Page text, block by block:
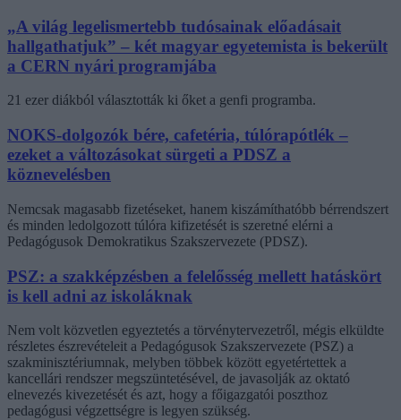
„A világ legelismertebb tudósainak előadásait
hallgathatjuk” – két magyar egyetemista is bekerült
a CERN nyári programjába
21 ezer diákból választották ki őket a genfi programba.
NOKS-dolgozók bére, cafetéria, túlórapótlék –
ezeket a változásokat sürgeti a PDSZ a
köznevelésben
Nemcsak magasabb fizetéseket, hanem kiszámíthatóbb bérrendszert
és minden ledolgozott túlóra kifizetését is szeretné elérni a
Pedagógusok Demokratikus Szakszervezete (PDSZ).
PSZ: a szakképzésben a felelősség mellett hatáskört
is kell adni az iskoláknak
Nem volt közvetlen egyeztetés a törvénytervezetről, mégis elküldte
részletes észrevételeit a Pedagógusok Szakszervezete (PSZ) a
szakminisztériumnak, melyben többek között egyetértettek a
kancellári rendszer megszüntetésével, de javasolják az oktató
elnevezés kivezetését és azt, hogy a főigazgatói poszthoz
pedagógusi végzettségre is legyen szükség.